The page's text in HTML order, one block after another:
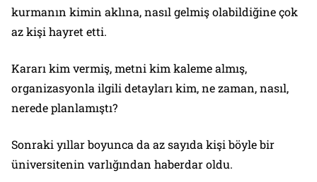
kurmanın kimin aklına, nasıl gelmiş olabildiğine çok
az kişi hayret etti.
Kararı kim vermiş, metni kim kaleme almış,
organizasyonla ilgili detayları kim, ne zaman, nasıl,
nerede planlamıştı?
Sonraki yıllar boyunca da az sayıda kişi böyle bir
üniversitenin varlığından haberdar oldu.